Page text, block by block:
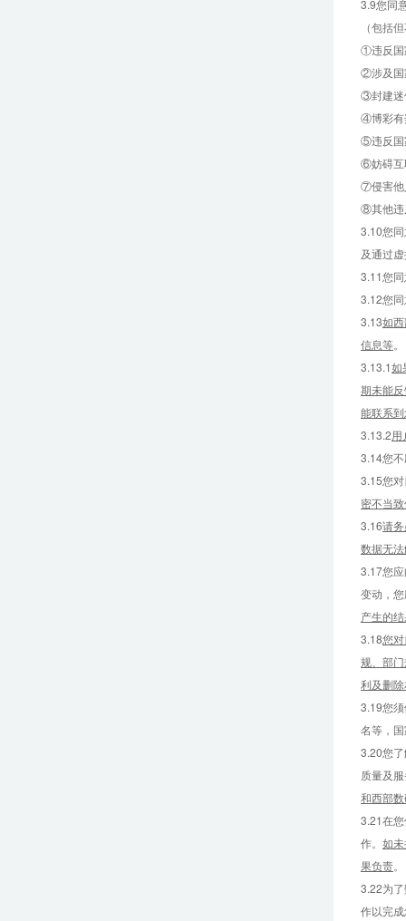
3.9您同
（包括
①违反国
②涉及国
③封建迷
④博彩有
⑤违反国
⑥妨碍互
⑦侵害他
⑧其他违
3.10您
及通过
3.11您
3.12您
3.13如
信息等。
3.13.1如
期未能
能联系
3.13.2用
3.14您
3.15您
密不当
3.16请
数据无
3.17您
变动，
产生的
3.18您
规、部
利及删
3.19您
名等，
3.20您
质量及
和西部
3.21在
作。 如
果负责。
3.22为
作以完